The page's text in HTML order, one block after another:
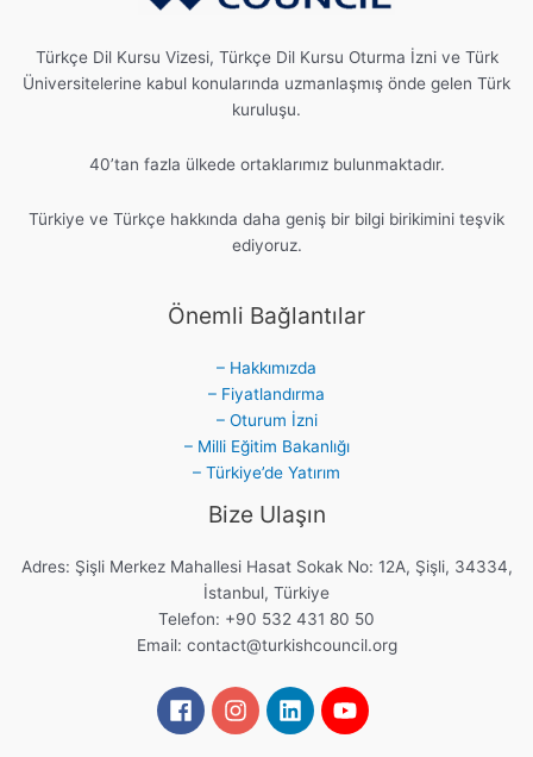
Türkçe Dil Kursu Vizesi, Türkçe Dil Kursu Oturma İzni ve Türk
Üniversitelerine kabul konularında uzmanlaşmış önde gelen Türk
kuruluşu.
40’tan fazla ülkede ortaklarımız bulunmaktadır.
Türkiye ve Türkçe hakkında daha geniş bir bilgi birikimini teşvik
ediyoruz.
Önemli Bağlantılar
– Hakkımızda
– Fiyatlandırma
– Oturum İzni
– Milli Eğitim Bakanlığı
– Türkiye’de Yatırım
Bize Ulaşın
Adres: Şişli Merkez Mahallesi Hasat Sokak No: 12A, Şişli, 34334,
İstanbul, Türkiye
Telefon: +90 532 431 80 50
Email: contact@turkishcouncil.org